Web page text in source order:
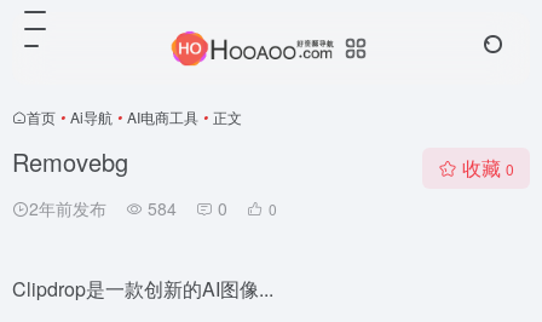
首页 • Ai导航 • AI电商工具 • 正文
Removebg
2年前发布 584 0 0
收藏 0
Clipdrop是一款创新的AI图像...